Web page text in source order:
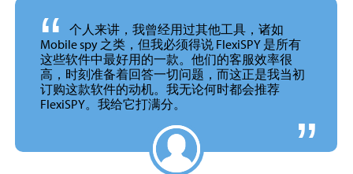
“ 个人来讲，我曾经用过其他工具，诸如
Mobile spy 之类，但我必须得说 FlexiSPY 是所有
这些软件中最好用的一款。他们的客服效率很
高，时刻准备着回答一切问题，而这正是我当初
订购这款软件的动机。我无论何时都会推荐
FlexiSPY。我给它打满分。